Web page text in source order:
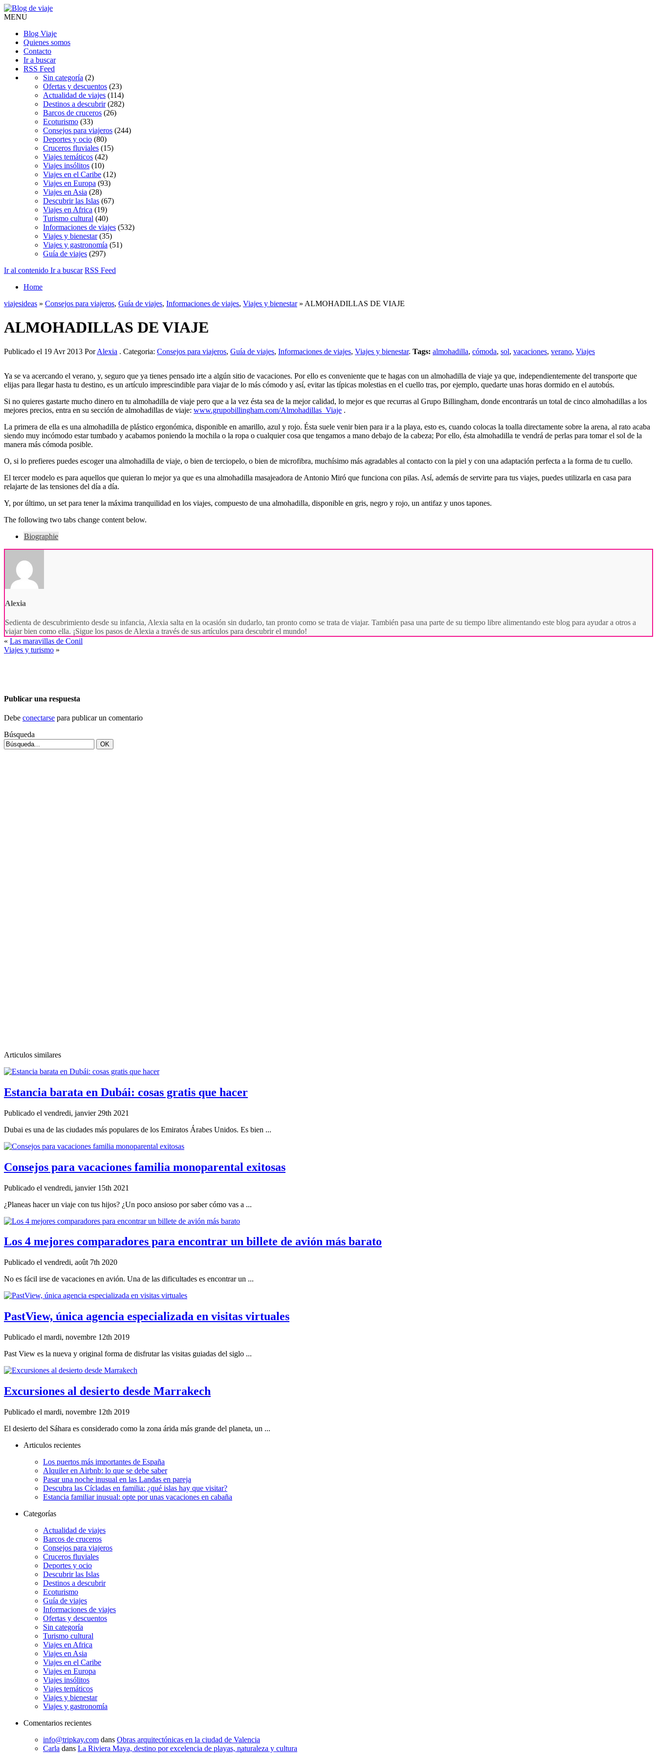
MENU
Blog Viaje
Quienes somos
Contacto
Ir a buscar
RSS Feed
Sin categoría (2)
Ofertas y descuentos (23)
Actualidad de viajes (114)
Destinos a descubrir(282)
Barcos de cruceros (26)
Ecoturismo (33)
Consejos para viajeros (244)
Deportes y ocio (80)
Cruceros fluviales (15)
Viajes temáticos (42)
Viajes insólitos (10)
Viajes en el Caribe (12)
Viajes en Europa (93)
Viajes en Asia (28)
Descubrir las Islas (67)
Viajes en Africa (19)
Turismo cultural (40)
Informaciones de viajes (532)
Viajes y bienestar(35)
Viajes y gastronomía (51)
Guía de viajes (297)
Ir al contenido Ir a buscar RSS Feed
Home
viajesideas » Consejos para viajeros, Guía de viajes, Informaciones de viajes, Viajes y bienestar» ALMOHADILLAS DE VIAJE
ALMOHADILLAS DE VIAJE
Publicado el 19 Avr 2013 PorAlexia . Categoria: Consejos para viajeros, Guía de viajes, Informaciones de viajes, Viajes y bienestar. Tags: almohadilla, cómoda, sol, vacaciones, verano, Viajes
Ya se va acercando el verano, y, seguro que ya tienes pensado irte a algún sitio de vacaciones. Por ello es conveniente que te hagas con un almohadilla de viaje ya que, independientemente del transporte que
elijas para llegar hasta tu destino, es un artículo imprescindible para viajar de lo más cómodo y así, evitar las típicas molestias en el cuello tras, por ejemplo, quedarte unas horas dormido en el autobús.
Si no quieres gastarte mucho dinero en tu almohadilla de viaje pero que a la vez ésta sea de la mejor calidad, lo mejor es que recurras al Grupo Billingham, donde encontrarás un total de cinco almohadillas a los
mejores precios, entra en su sección de almohadillas de viaje: www.grupobillingham.com/Almohadillas_Viaje .
La primera de ella es una almohadilla de plástico ergonómica, disponible en amarillo, azul y rojo. Ésta suele venir bien para ir a la playa, esto es, cuando colocas la toalla directamente sobre la arena, al rato acaba
siendo muy incómodo estar tumbado y acabamos poniendo la mochila o la ropa o cualquier cosa que tengamos a mano debajo de la cabeza; Por ello, ésta almohadilla te vendrá de perlas para tomar el sol de la
manera más cómoda posible.
O, si lo prefieres puedes escoger una almohadilla de viaje, o bien de terciopelo, o bien de microfibra, muchísimo más agradables al contacto con la piel y con una adaptación perfecta a la forma de tu cuello.
El tercer modelo es para aquellos que quieran lo mejor ya que es una almohadilla masajeadora de Antonio Miró que funciona con pilas. Así, además de servirte para tus viajes, puedes utilizarla en casa para
relajarte de las tensiones del día a día.
Y, por último, un set para tener la máxima tranquilidad en los viajes, compuesto de una almohadilla, disponible en gris, negro y rojo, un antifaz y unos tapones.
The following two tabs change content below.
Biographie
Alexia
Sedienta de descubrimiento desde su infancia, Alexia salta en la ocasión sin dudarlo, tan pronto como se trata de viajar. También pasa una parte de su tiempo libre alimentando este blog para ayudar a otros a
viajar bien como ella. ¡Sigue los pasos de Alexia a través de sus artículos para descubrir el mundo!
« Las maravillas de Conil
Viajes y turismo »
Publicar una respuesta
Debe conectarse para publicar un comentario
Búsqueda
Articulos similares
Estancia barata en Dubái: cosas gratis que hacer
Publicado el vendredi, janvier 29th 2021
Dubai es una de las ciudades más populares de los Emiratos Árabes Unidos. Es bien ...
Consejos para vacaciones familia monoparental exitosas
Publicado el vendredi, janvier 15th 2021
¿Planeas hacer un viaje con tus hijos? ¿Un poco ansioso por saber cómo vas a ...
Los 4 mejores comparadores para encontrar un billete de avión más barato
Publicado el vendredi, août 7th 2020
No es fácil irse de vacaciones en avión. Una de las dificultades es encontrar un ...
PastView, única agencia especializada en visitas virtuales
Publicado el mardi, novembre 12th 2019
Past View es la nueva y original forma de disfrutar las visitas guiadas del siglo ...
Excursiones al desierto desde Marrakech
Publicado el mardi, novembre 12th 2019
El desierto del Sáhara es considerado como la zona árida más grande del planeta, un ...
Articulos recientes
Los puertos más importantes de España
Alquiler en Airbnb: lo que se debe saber
Pasar una noche inusual en las Landas en pareja
Descubra las Cícladas en familia: ¿qué islas hay que visitar?
Estancia familiar inusual: opte por unas vacaciones en cabaña
Categorías
Actualidad de viajes
Barcos de cruceros
Consejos para viajeros
Cruceros fluviales
Deportes y ocio
Descubrir las Islas
Destinos a descubrir
Ecoturismo
Guía de viajes
Informaciones de viajes
Ofertas y descuentos
Sin categoría
Turismo cultural
Viajes en Africa
Viajes en Asia
Viajes en el Caribe
Viajes en Europa
Viajes insólitos
Viajes temáticos
Viajes y bienestar
Viajes y gastronomía
Comentarios recientes
info@tripkay.com dans Obras arquitectónicas en la ciudad de Valencia
Carla dans La Riviera Maya, destino por excelencia de playas, naturaleza y cultura